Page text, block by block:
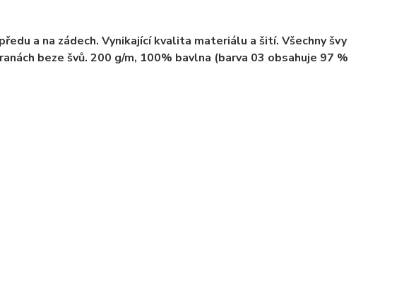
a na zádech. Vynikající kvalita materiálu a šití. Všechny švy
beze švů. 200 g/m, 100% bavlna (barva 03 obsahuje 97 %